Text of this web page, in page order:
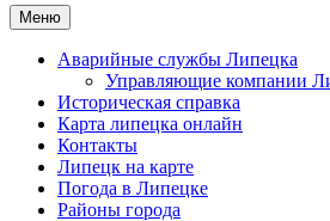
Меню
Аварийные службы Липецка
Управляющие компании
Историческая справка
Карта липецка онлайн
Контакты
Липецк на карте
Погода в Липецке
Районы города